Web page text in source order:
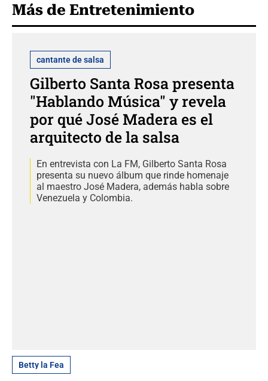
Más de Entretenimiento
cantante de salsa
Gilberto Santa Rosa presenta
"Hablando Música" y revela
por qué José Madera es el
arquitecto de la salsa
En entrevista con La FM, Gilberto Santa Rosa
presenta su nuevo álbum que rinde homenaje
al maestro José Madera, además habla sobre
Venezuela y Colombia.
Betty la Fea